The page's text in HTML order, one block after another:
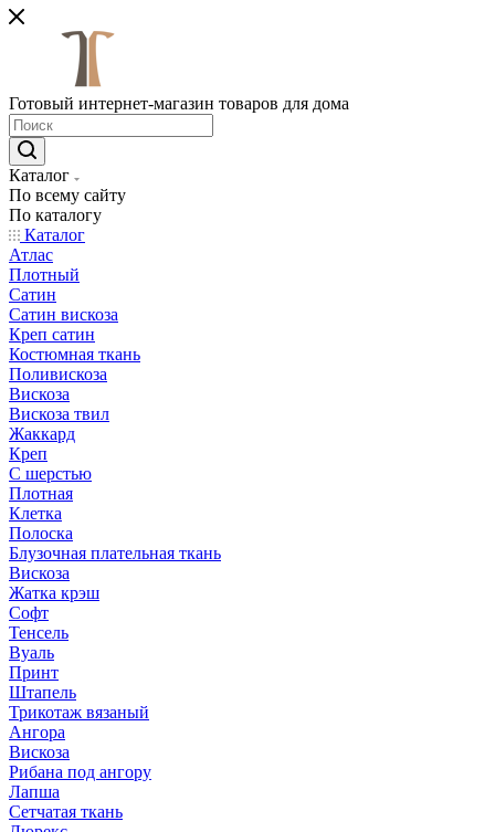
Готовый интернет-магазин товаров для дома
Каталог
По всему сайту
По каталогу
Каталог
Атлас
Плотный
Сатин
Сатин вискоза
Креп сатин
Костюмная ткань
Поливискоза
Вискоза
Вискоза твил
Жаккард
Креп
С шерстью
Плотная
Клетка
Полоска
Блузочная плательная ткань
Вискоза
Жатка крэш
Софт
Тенсель
Вуаль
Принт
Штапель
Трикотаж вязаный
Ангора
Вискоза
Рибана под ангору
Лапша
Сетчатая ткань